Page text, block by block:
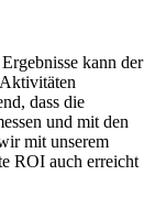
kann der
dass die
und mit den
mit unserem
ROI auch erreicht